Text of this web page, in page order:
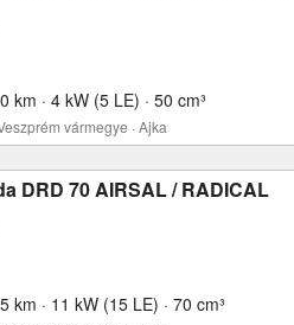
km · 4 kW (5 LE) · 50 cm³
vármegye · Ajka
DRD 70 AIRSAL / RADICAL
km · 11 kW (15 LE) · 70 cm³